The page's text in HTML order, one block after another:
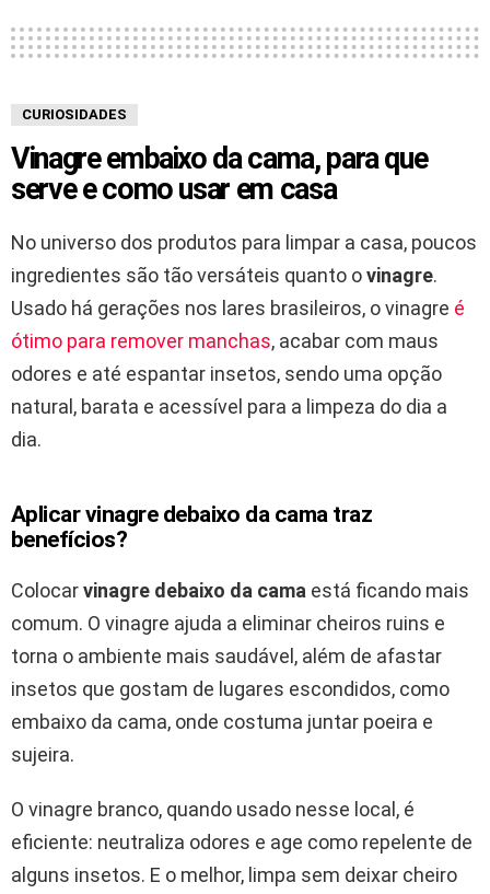
CURIOSIDADES
Vinagre embaixo da cama, para que
serve e como usar em casa
No universo dos produtos para limpar a casa, poucos
ingredientes são tão versáteis quanto ovinagre.
Usado há gerações nos lares brasileiros, o vinagre é
ótimo para remover manchas, acabar com maus
odores e até espantar insetos, sendo uma opção
natural, barata e acessível para a limpeza do dia a
dia.
Aplicar vinagre debaixo da cama traz
benefícios?
Colocarvinagre debaixo da cama está ficando mais
comum. O vinagre ajuda a eliminar cheiros ruins e
torna o ambiente mais saudável, além de afastar
insetos que gostam de lugares escondidos, como
embaixo da cama, onde costuma juntar poeira e
sujeira.
O vinagre branco, quando usado nesse local, é
eficiente: neutraliza odores e age como repelente de
alguns insetos. E o melhor, limpa sem deixar cheiro